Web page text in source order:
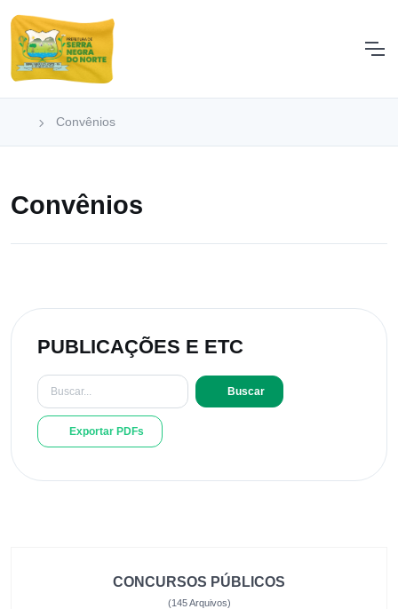
Convênios
Convênios
PUBLICAÇÕES E ETC
Buscar
Exportar PDFs
CONCURSOS PÚBLICOS
(145 Arquivos)